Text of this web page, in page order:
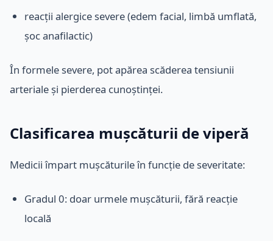
reacții alergice severe (edem facial, limbă umflată,
șoc anafilactic)
În formele severe, pot apărea scăderea tensiunii
arteriale și pierderea cunoștinței.
Clasificarea mușcăturii de viperă
Medicii împart mușcăturile în funcție de severitate:
Gradul 0: doar urmele mușcăturii, fără reacție
locală